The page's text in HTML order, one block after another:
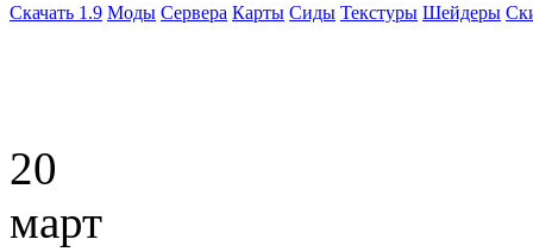
Скачать 1.9 Моды Сервера Карты Сиды Текстуры Шейдеры
20
март